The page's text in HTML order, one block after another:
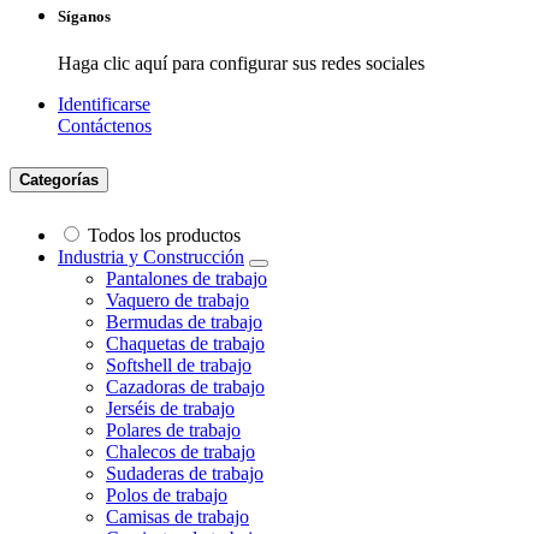
Síganos
Haga clic aquí para configurar sus redes sociales
Identificarse
Contáctenos
Categorías
Todos los productos
Industria y Construcción
Pantalones de trabajo
Vaquero de trabajo
Bermudas de trabajo
Chaquetas de trabajo
Softshell de trabajo
Cazadoras de trabajo
Jerséis de trabajo
Polares de trabajo
Chalecos de trabajo
Sudaderas de trabajo
Polos de trabajo
Camisas de trabajo